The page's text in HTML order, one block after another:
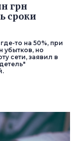
грн
сроки
то на 50%, при
убытков, но
сети, заявил в